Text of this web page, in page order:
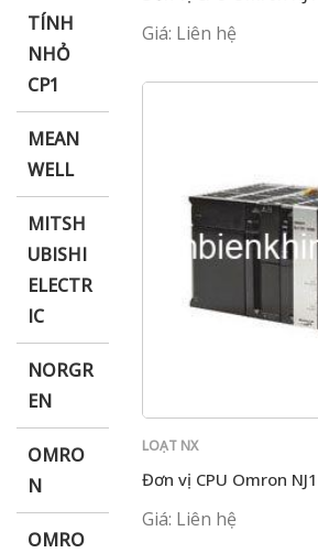
TÍNH
NHỎ
CP1
MEAN
WELL
MITSH
UBISHI
ELECTR
IC
NORGR
EN
OMRO
N
OMRO
Giá: Liên hệ
LOẠT NX
Đơn vị CPU Omron
Giá: Liên hệ